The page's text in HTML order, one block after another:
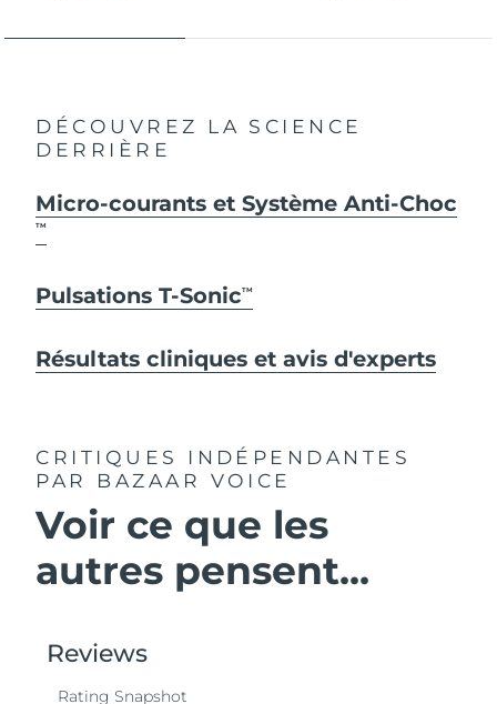
DÉCOUVREZ LA SCIENCE
DERRIÈRE
Micro-courants et Système Anti-Choc
TM
Pulsations T-SonicTM
Résultats cliniques et avis d'experts
CRITIQUES INDÉPENDANTES
PAR BAZAAR VOICE
Voir ce que les
autres pensent...